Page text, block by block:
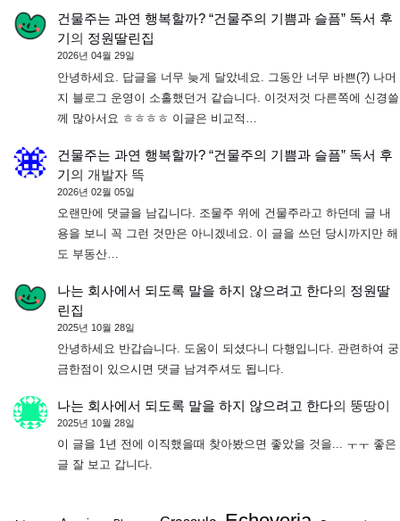
건물주는 과연 행복할까? “건물주의 기쁨과 슬픔” 독서 후
기의 정원딸린집
2026년 04월 29일
안녕하세요. 답글을 너무 늦게 달았네요. 그동안 너무 바쁜(?) 나머
지 블로그 운영이 소홀했던거 같습니다. 이것저것 다른쪽에 신경쓸
께 많아서요 ㅎㅎㅎㅎ 이글은 비교적…
건물주는 과연 행복할까? “건물주의 기쁨과 슬픔” 독서 후
기의 개발자 뜩
2026년 02월 05일
오랜만에 댓글을 남깁니다. 조물주 위에 건물주라고 하던데 글 내
용을 보니 꼭 그런 것만은 아니겠네요. 이 글을 쓰던 당시까지만 해
도 부동산…
나는 회사에서 되도록 말을 하지 않으려고 한다의 정원딸
린집
2025년 10월 28일
안녕하세요 반갑습니다. 도움이 되셨다니 다행입니다. 관련하여 궁
금한점이 있으시면 댓글 남겨주셔도 됩니다.
나는 회사에서 되도록 말을 하지 않으려고 한다의 뚱땅이
2025년 10월 28일
이 글을 1년 전에 이직했을때 찾아봤으면 좋았을 것을... ㅜㅜ 좋은
글 잘 보고 갑니다.